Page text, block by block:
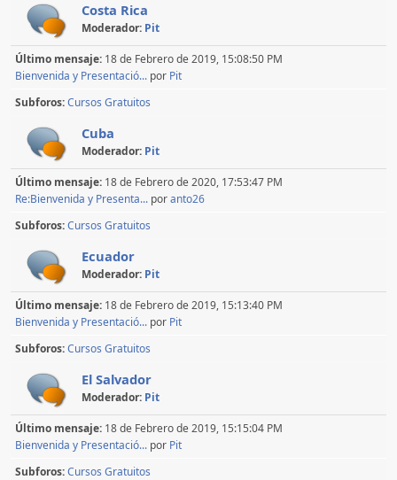
Costa Rica
Moderador: Pit
Último mensaje: 18 de Febrero de 2019, 15:08:50 PM
Bienvenida y Presentació... por Pit
Subforos Cursos Gratuitos
Cuba
Moderador: Pit
Último mensaje: 18 de Febrero de 2020, 17:53:47 PM
Re:Bienvenida y Presenta... poranto26
Subforos Cursos Gratuitos
Ecuador
Moderador: Pit
Último mensaje: 18 de Febrero de 2019, 15:13:40 PM
Bienvenida y Presentació... por Pit
Subforos Cursos Gratuitos
El Salvador
Moderador: Pit
Último mensaje: 18 de Febrero de 2019, 15:15:04 PM
Bienvenida y Presentació... por Pit
Subforos Cursos Gratuitos